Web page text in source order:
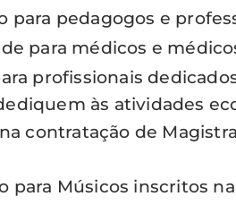
para pedagogos e
para médicos e
profissionais
às atividades
contratação de
para Músicos inscritos